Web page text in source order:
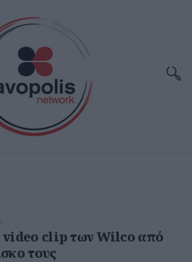
video clip των Wilco από
τους